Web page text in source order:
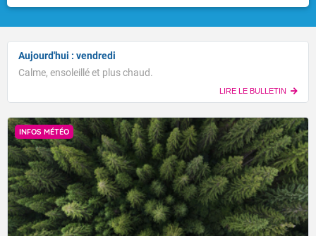
Aujourd'hui : vendredi
Calme, ensoleillé et plus chaud.
LIRE LE BULLETIN
INFOS MÉTÉO